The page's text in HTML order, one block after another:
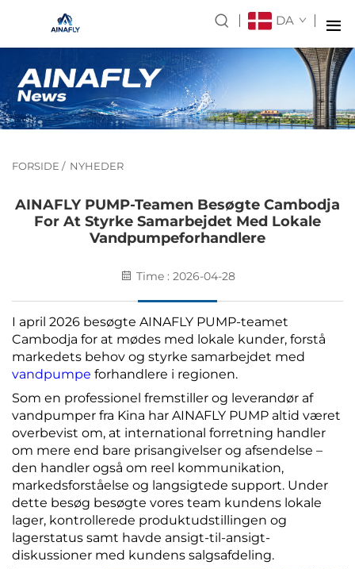
DA
FORSIDE / NYHEDER
AINAFLY PUMP-Teamen Besøgte Cambodja
For At Styrke Samarbejdet Med Lokale
Vandpumpeforhandlere
Time : 2026-04-28
I april 2026 besøgte AINAFLY PUMP-teamet
Cambodja for at mødes med lokale kunder, forstå
markedets behov og styrke samarbejdet med
vandpumpe forhandlere i regionen.
Som en professionel fremstiller og leverandør af
vandpumper fra Kina har AINAFLY PUMP altid været
overbevist om, at international forretning handler
om mere end bare prisangivelser og afsendelse –
den handler også om reel kommunikation,
markedsforståelse og langsigtede support. Under
dette besøg besøgte vores team kundens lokale
lager, kontrollerede produktudstillingen og
lagerstatus samt havde ansigt-til-ansigt-
diskussioner med kundens salgsafdeling.